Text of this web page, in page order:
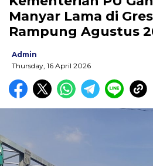
Manyar Lama di
Rampung Agustus
Admin
Thursday, 16 April 2026